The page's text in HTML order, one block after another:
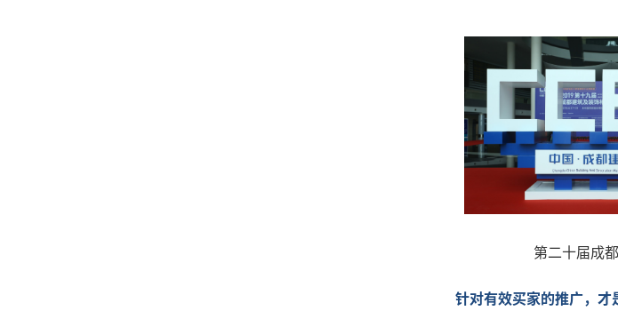
第二十届成
针对有效买家的推广，才